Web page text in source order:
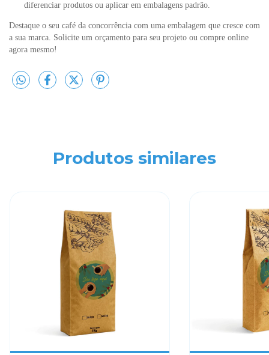
diferenciar produtos ou aplicar em embalagens padrão.
Destaque o seu café da concorrência com uma embalagem que cresce com
a sua marca. Solicite um orçamento para seu projeto ou compre online
agora mesmo!
Produtos similares